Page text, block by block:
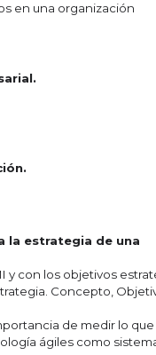
en una organización
la estrategia de una
y con los objetivos
Concepto,
de medir lo que
ágiles como